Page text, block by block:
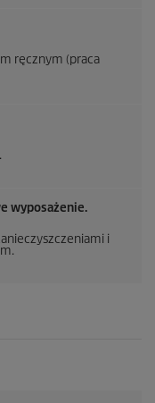
ręcznym (praca
wyposażenie.
i